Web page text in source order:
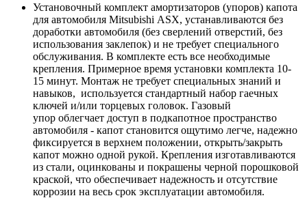
Установочный комплект амортизаторов (упоров) капота
для автомобиля Mitsubishi ASX, устанавливаются без
доработки автомобиля (без сверлений отверстий, без
использования заклепок) и не требует специального
обслуживания. В комплекте есть все необходимые
крепления. Примерное время установки комплекта 10-
15 минут. Монтаж не требует специальных знаний и
навыков, используется стандартный набор гаечных
ключей и/или торцевых головок. Газовый
упор облегчает доступ в подкапотное пространство
автомобиля - капот становится ощутимо легче, надежно
фиксируется в верхнем положении, открыть/закрыть
капот можно одной рукой. Крепления изготавливаются
из стали, оцинкованы и покрашены черной порошковой
краской, что обеспечивает надежность и отсутствие
коррозии на весь срок эксплуатации автомобиля.